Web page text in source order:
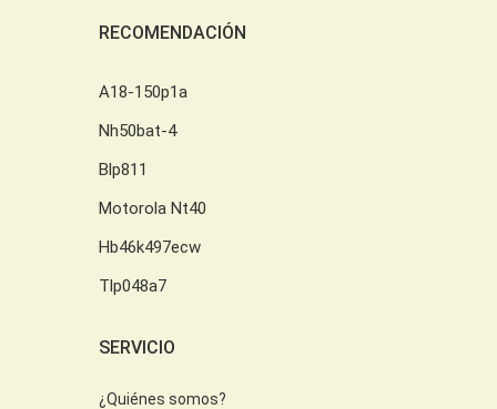
RECOMENDACIÓN
A18-150p1a
Nh50bat-4
Blp811
Motorola Nt40
Hb46k497ecw
Tlp048a7
SERVICIO
¿Quiénes somos?